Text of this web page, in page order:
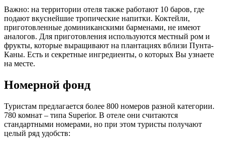
Важно: на территории отеля также работают 10 баров, где
подают вкуснейшие тропические напитки. Коктейли,
приготовленные доминиканскими барменами, не имеют
аналогов. Для приготовления используются местный ром и
фрукты, которые выращивают на плантациях вблизи Пунта-
Каны. Есть и секретные ингредиенты, о которых Вы узнаете
на месте.
Номерной фонд
Туристам предлагается более 800 номеров разной категории.
780 комнат – типа Superior. В отеле они считаются
стандартными номерами, но при этом туристы получают
целый ряд удобств: